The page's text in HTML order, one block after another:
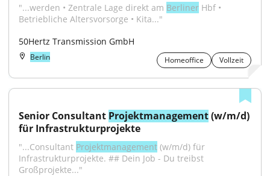
"...werden • Zentrale Lage direkt am Berliner Hbf •
Betriebliche Altersvorsorge • Kita..."
50Hertz Transmission GmbH
Berlin Homeoffice Vollzeit
Senior Consultant Projektmanagement (w/m/d)
für Infrastrukturprojekte
"...Consultant Projektmanagement (w/m/d) für
Infrastrukturprojekte. ## Dein Job - Du treibst
Großprojekte..."